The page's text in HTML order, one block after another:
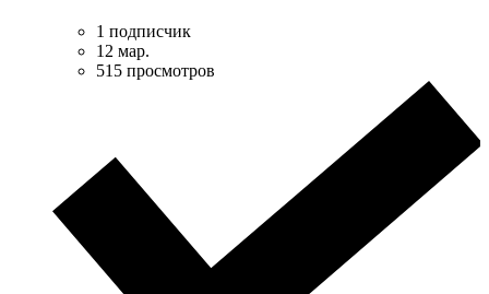
1 подписчик
12 мар.
515 просмотров